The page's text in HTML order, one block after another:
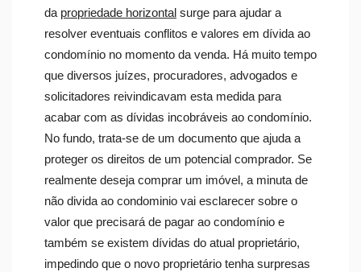
da propriedade horizontal surge para ajudar a
resolver eventuais conflitos e valores em dívida ao
condomínio no momento da venda. Há muito tempo
que diversos juízes, procuradores, advogados e
solicitadores reivindicavam esta medida para
acabar com as dívidas incobráveis ao condomínio.
No fundo, trata-se de um documento que ajuda a
proteger os direitos de um potencial comprador. Se
realmente deseja comprar um imóvel, a minuta de
não divida ao condominio vai esclarecer sobre o
valor que precisará de pagar ao condomínio e
também se existem dívidas do atual proprietário,
impedindo que o novo proprietário tenha surpresas